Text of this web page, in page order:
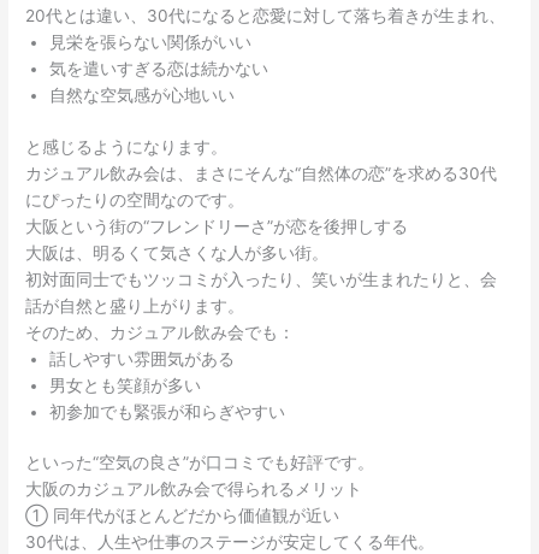
20代とは違い、30代になると恋愛に対して落ち着きが生まれ、
見栄を張らない関係がいい
気を遣いすぎる恋は続かない
自然な空気感が心地いい
と感じるようになります。
カジュアル飲み会は、まさにそんな“自然体の恋”を求める30代
にぴったりの空間なのです。
大阪という街の“フレンドリーさ”が恋を後押しする
大阪は、明るくて気さくな人が多い街。
初対面同士でもツッコミが入ったり、笑いが生まれたりと、会
話が自然と盛り上がります。
そのため、カジュアル飲み会でも：
話しやすい雰囲気がある
男女とも笑顔が多い
初参加でも緊張が和らぎやすい
といった“空気の良さ”が口コミでも好評です。
大阪のカジュアル飲み会で得られるメリット
① 同年代がほとんどだから価値観が近い
30代は、人生や仕事のステージが安定してくる年代。